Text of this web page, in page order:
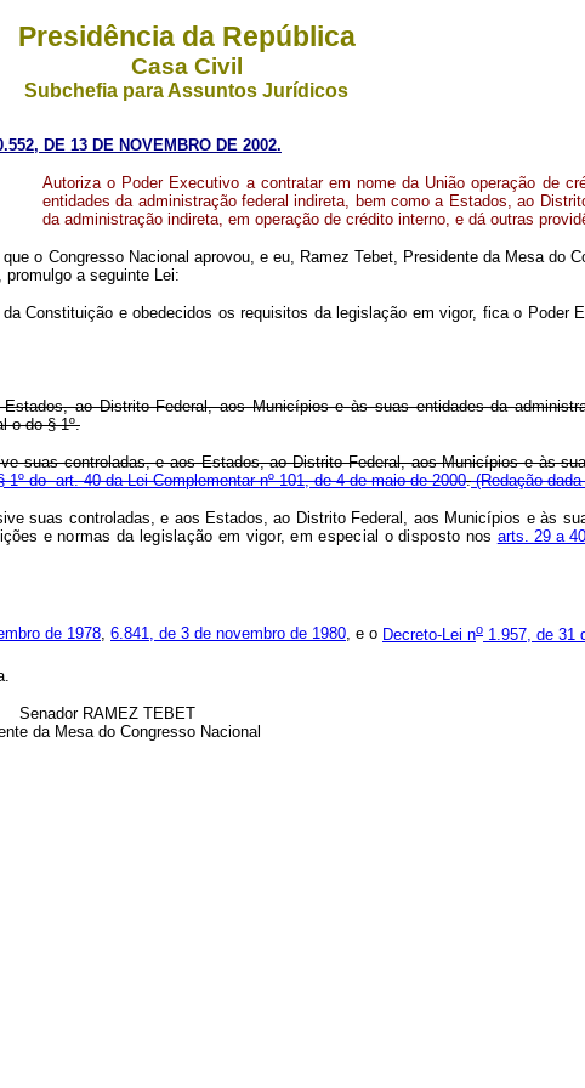
Presidência da República
Casa Civil
Subchefia para Assuntos Jurídicos
DE 13 DE NOVEMBRO DE 2002.
Autoriza o Poder Executivo a contratar em nome da União operação de
entidades da administração federal indireta, bem como a Estados, ao
da administração indireta, em operação de crédito interno, e dá outras
o Congresso Nacional aprovou, e eu, Ramez Tebet, Presidente da Mesa do
a seguinte Lei:
e obedecidos os requisitos da legislação em vigor, fica o Poder
ao Distrito Federal, aos Municípios e às suas entidades da
o do § 1º.
suas controladas, e aos Estados, ao Distrito Federal, aos Municípios e às
1º do art. 40 da Lei Complementar nº 101, de 4 de maio de 2000.(Redação dada
suas controladas, e aos Estados, ao Distrito Federal, aos Municípios e às
e normas da legislação em vigor, em especial o disposto nos arts. 29 a
de 1978, 6.841, de 3 de novembro de 1980, e o Decreto-Lei no 1.957, de 31
Senador RAMEZ TEBET
da Mesa do Congresso Nacional